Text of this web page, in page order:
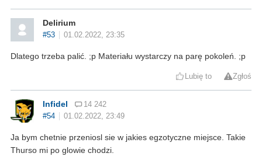
Delirium
#53 01.02.2022, 23:35
Dlatego trzeba palić. ;p Materiału wystarczy na parę pokoleń. ;p
Lubię to Zgłoś
Infidel
14 242
#54
01.02.2022, 23:49
Ja bym chetnie przeniosl sie w jakies egzotyczne miejsce. Takie
Thurso mi po glowie chodzi.